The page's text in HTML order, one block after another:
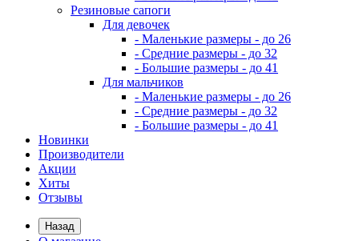
Резиновые сапоги
Для девочек
- Маленькие размеры - до 26
- Средние размеры - до 32
- Большие размеры - до 41
Для мальчиков
- Маленькие размеры - до 26
- Средние размеры - до 32
- Большие размеры - до 41
Новинки
Производители
Акции
Хиты
Отзывы
Назад